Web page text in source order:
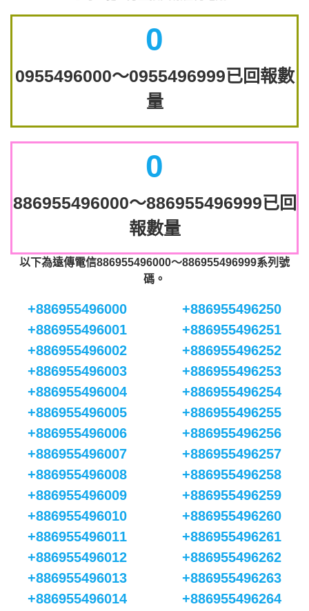
0
0955496000～0955496999已回報數
量
0
886955496000～886955496999已回
報數量
以下為遠傳電信886955496000～886955496999系列號
碼。
+886955496000
+886955496001
+886955496002
+886955496003
+886955496004
+886955496005
+886955496006
+886955496007
+886955496008
+886955496009
+886955496010
+886955496011
+886955496012
+886955496013
+886955496014
+886955496250
+886955496251
+886955496252
+886955496253
+886955496254
+886955496255
+886955496256
+886955496257
+886955496258
+886955496259
+886955496260
+886955496261
+886955496262
+886955496263
+886955496264